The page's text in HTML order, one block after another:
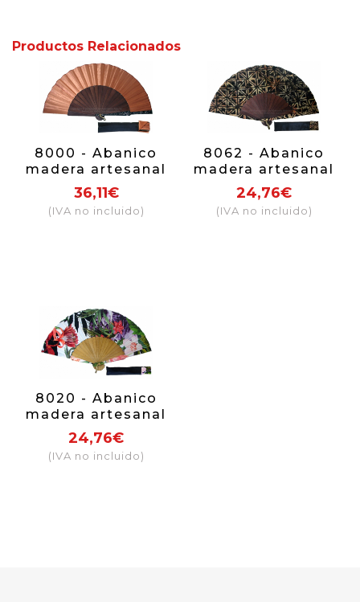
Productos Relacionados
8000 - Abanico
madera artesanal
36,11€
(IVA no incluido)
8062 - Abanico
madera artesanal
24,76€
(IVA no incluido)
8020 - Abanico
madera artesanal
24,76€
(IVA no incluido)